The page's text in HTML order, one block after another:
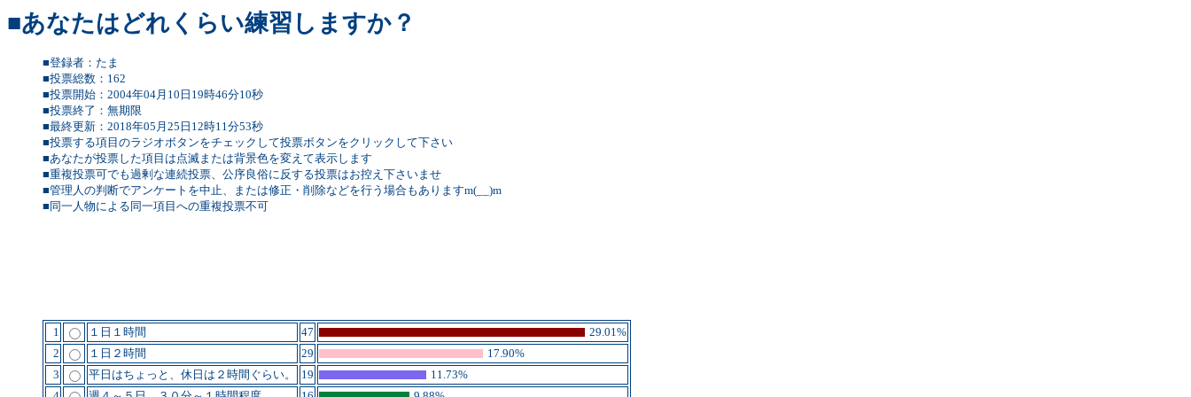
■あなたはどれくらい練習しますか？
■登録者：たま
■投票総数：162
■投票開始：2004年04月10日19時46分10秒
■投票終了：無期限
■最終更新：2018年05月25日12時11分53秒
■投票する項目のラジオボタンをチェックして投票ボタンをクリックして下さい
■あなたが投票した項目は点滅または背景色を変えて表示します
■重複投票可でも過剰な連続投票、公序良俗に反する投票はお控え下さいませ
■管理人の判断でアンケートを中止、または修正・削除などを行う場合もありますm(__)m
■同一人物による同一項目への重複投票不可
1 １日１時間 47
29.01%
2
１日２時間 29
17.90%
3
平日はちょっと、休日は２時間ぐらい。 19
11.73%